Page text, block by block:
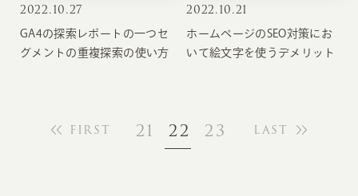
2022.10.27
GA4の探索レポートの一つセ
グメントの重複探索の使い方
2022.10.21
ホームページのSEO対策にお
いて絵文字を使うデメリット
FIRST 21 22 23 LAST